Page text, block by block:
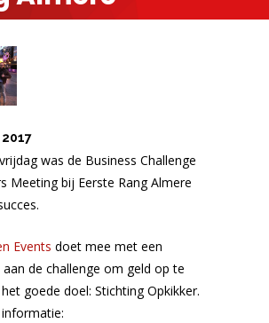
was de Business Challenge
Meeting bij Eerste Rang Almere
Events doet mee met een
de challenge om geld op te
goede doel: Stichting Opkikker.